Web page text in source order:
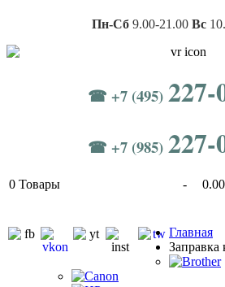
Пн-Сб 9.00-21.00 Вс
☎ +7 (495) 227-
☎ +7 (985) 227-
0 Товары -
Главная
Заправка